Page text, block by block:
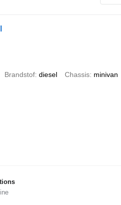
Brandstof diesel Chassis minivan